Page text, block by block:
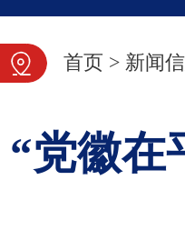
首页 > 新闻
“党徽